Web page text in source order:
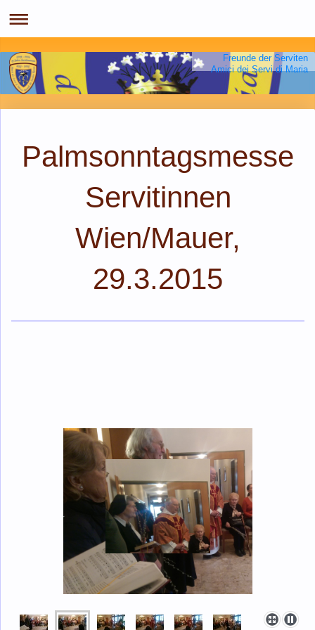
Freunde der Serviten
Amici dei Servi di Maria
Palmsonntagsmesse
Servitinnen
Wien/Mauer,
29.3.2015